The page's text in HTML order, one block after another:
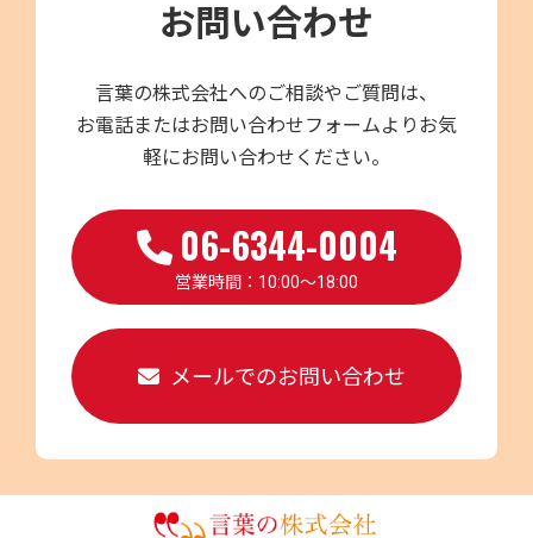
お問い合わせ
言葉の株式会社へのご相談やご質問は、
お電話またはお問い合わせフォームよりお気
軽にお問い合わせください。
06-6344-0004
営業時間：10:00～18:00
メールでのお問い合わせ